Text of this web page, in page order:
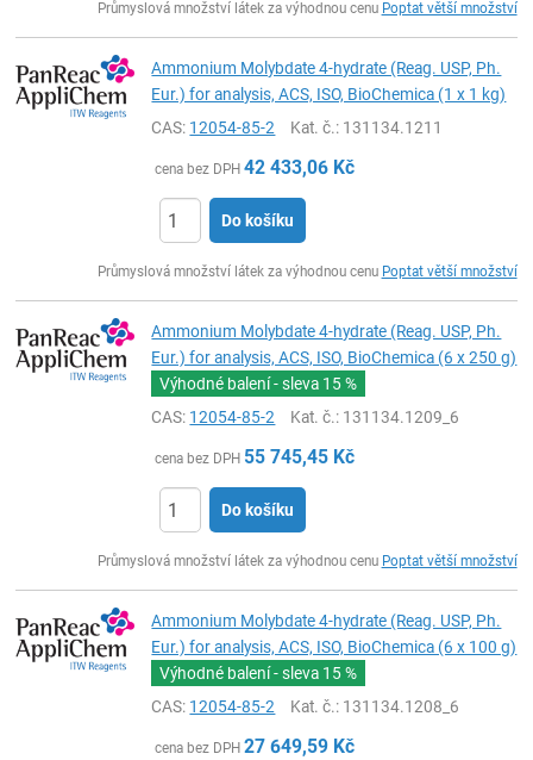
Průmyslová množství látek za výhodnou cenu Poptat větší množství
Ammonium Molybdate 4-hydrate (Reag. USP, Ph.
Eur.) for analysis, ACS, ISO, BioChemica (1 x 1 kg)
CAS: 12054-85-2 Kat. č.: 131134.1211
cena bez DPH 42 433,06 Kč
Do košíku
Průmyslová množství látek za výhodnou cenu Poptat větší množství
Ammonium Molybdate 4-hydrate (Reag. USP, Ph.
Eur.) for analysis, ACS, ISO, BioChemica (6 x 250 g)
Výhodné balení - sleva 15 %
CAS: 12054-85-2 Kat. č.: 131134.1209_6
cena bez DPH 55 745,45 Kč
Do košíku
Průmyslová množství látek za výhodnou cenu Poptat větší množství
Ammonium Molybdate 4-hydrate (Reag. USP, Ph.
Eur.) for analysis, ACS, ISO, BioChemica (6 x 100 g)
Výhodné balení - sleva 15 %
CAS: 12054-85-2 Kat. č.: 131134.1208_6
cena bez DPH 27 649,59 Kč